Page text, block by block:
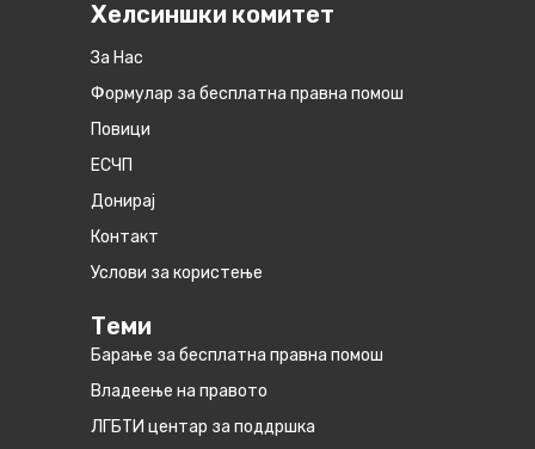
Хелсиншки комитет
За Нас
Формулар за бесплатна правна помош
Повици
ЕСЧП
Донирај
Контакт
Услови за користење
Теми
Барање за бесплатна правна помош
Владеење на правото
ЛГБТИ центар за поддршка